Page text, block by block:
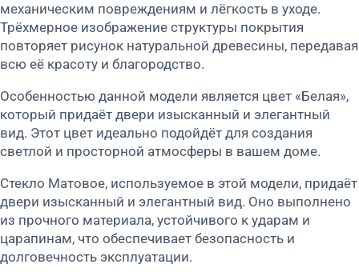
механическим повреждениям и лёгкость в уходе.
Трёхмерное изображение структуры покрытия
повторяет рисунок натуральной древесины, передавая
всю её красоту и благородство.
Особенностью данной модели является цвет «Белая»,
который придаёт двери изысканный и элегантный
вид. Этот цвет идеально подойдёт для создания
светлой и просторной атмосферы в вашем доме.
Стекло Матовое, используемое в этой модели, придаёт
двери изысканный и элегантный вид. Оно выполнено
из прочного материала, устойчивого к ударам и
царапинам, что обеспечивает безопасность и
долговечность эксплуатации.